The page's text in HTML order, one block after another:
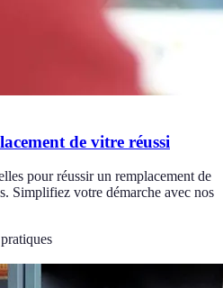
de vitre réussi
pour réussir un remplacement de
Simplifiez votre démarche avec nos